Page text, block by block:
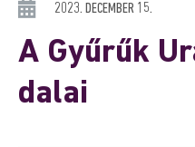
2023. DECEMBER 15.
A Gyűrűk
dalai